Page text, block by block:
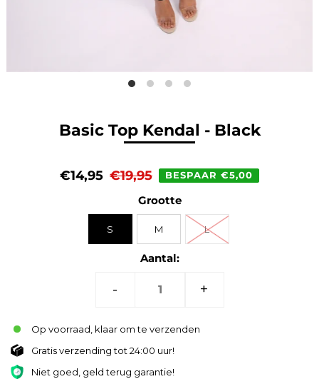
Basic Top Kendal - Black
€14,95 €19,95 BESPAAR €5,00
Grootte
S M L
Aantal:
- +
Op voorraad, klaar om te verzenden
Gratis verzending tot 24:00 uur!
Niet goed, geld terug garantie!